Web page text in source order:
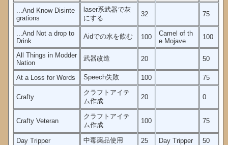
...And Know Disinte
grations
laser系武器で灰
にする
32 75
...And Not a drop to
Drink
Aidでの水を飲む 100
Camel of th
e Mojave
100
All Things in Modder
Nation
武器改造 20 50
At a Loss for Words Speech失敗 100 75
Crafty
クラフトアイテ
ム作成
20 0
Crafty Veteran
クラフトアイテ
ム作成
100 75
Day Tripper 中毒薬品使用 25 Day Tripper 50